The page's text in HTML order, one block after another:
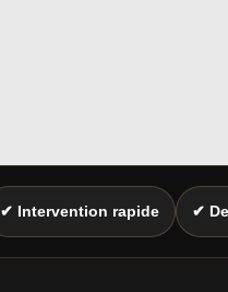
✔ Intervention rapide ✔